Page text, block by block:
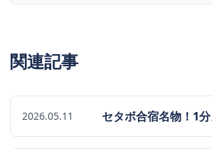
関連記事
2026.05.11 セタボ合宿名物！1